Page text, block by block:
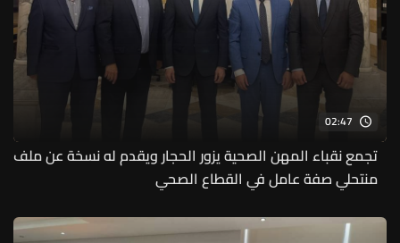
02:47
تجمع نقباء المهن الصحية يزور الحجار ويقدم له نسخة عن ملف
منتحلي صفة عامل في القطاع الصحي